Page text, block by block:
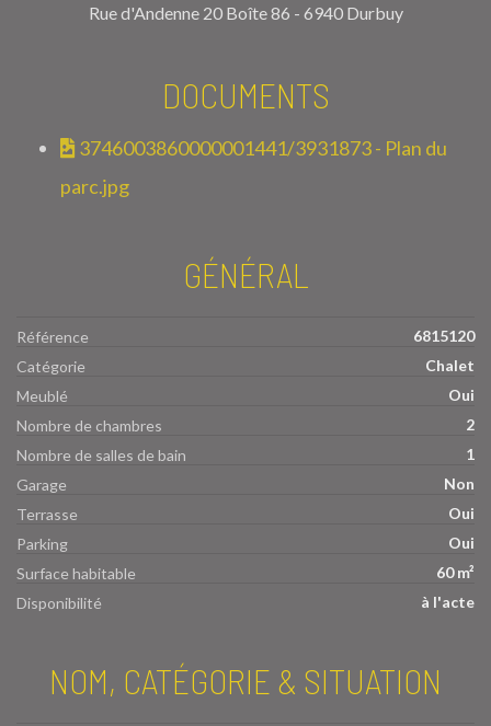
Rue d'Andenne 20 Boîte 86 - 6940 Durbuy
DOCUMENTS
3746003860000001441/3931873 - Plan du
parc.jpg
GÉNÉRAL
Référence
6815120
Catégorie
Chalet
Meublé
Oui
Nombre de chambres
2
Nombre de salles de bain
1
Garage
Non
Terrasse
Oui
Parking
Oui
Surface habitable
60 m²
Disponibilité
à l'acte
NOM, CATÉGORIE & SITUATION